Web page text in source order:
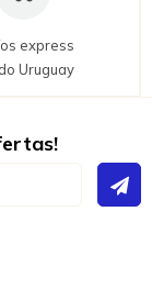
express
Uruguay